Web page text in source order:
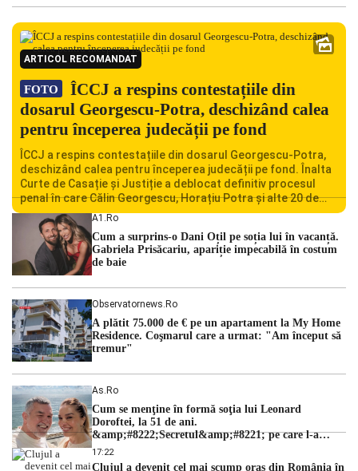
ARTICOL RECOMANDAT
FOTO
ÎCCJ a respins contestațiile din
dosarul Georgescu-Potra, deschizând calea
pentru începerea judecății pe fond
ÎCCJ a respins contestațiile din dosarul Georgescu-Potra,
deschizând calea pentru începerea judecății pe fond. Înalta
Curte de Casație și Justiție a deblocat definitiv procesul
penal în care Călin Georgescu, Horațiu Potra și alte 20 de
persoane sunt acuzați de acțiuni îndreptate împotriva
ordinii constituționale. În ședința din camera preliminară,
judecătorii de la instanța supremă au […]
A1.ro
Cum a surprins-o Dani Oțil pe soția lui în vacanță.
Gabriela Prisăcariu, apariție impecabilă în costum
de baie
Observatornews.ro
A plătit 75.000 de € pe un apartament la My Home
Residence. Coşmarul care a urmat: "Am început să
tremur"
As.ro
Cum se menţine în formă soţia lui Leonard
Doroftei, la 51 de ani.
&amp;#8222;Secretul&amp;#8221; pe care l-a
dezvăluit
17:22
Clujul a devenit cel mai scump oraș din România în